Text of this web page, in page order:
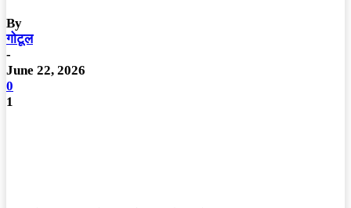
By
गोटूल
-
June 22, 2026
0
1